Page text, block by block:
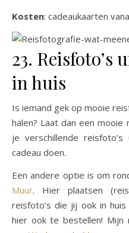
Kosten: cadeaukaarten
23.
in huis
Is iemand gek op mooie
halen? Laat dan een mooie
je verschillende
cadeau doen.
Een andere optie is om
Muur. Hier plaatsen
reisfoto’s die jij ook in
hier ook te bestellen!